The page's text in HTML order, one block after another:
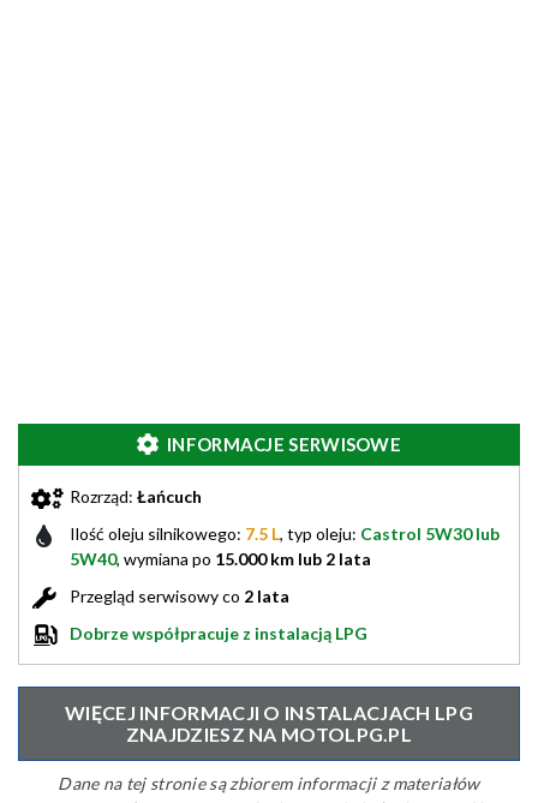
INFORMACJE SERWISOWE
Rozrząd: Łańcuch
Ilość oleju silnikowego: 7.5 L, typ oleju: Castrol 5W30 lub
5W40, wymiana po 15.000 km lub 2 lata
Przegląd serwisowy co 2 lata
Dobrze współpracuje z instalacją LPG
WIĘCEJ INFORMACJI O INSTALACJACH LPG
ZNAJDZIESZ NA MOTOLPG.PL
Dane na tej stronie są zbiorem informacji z materiałów